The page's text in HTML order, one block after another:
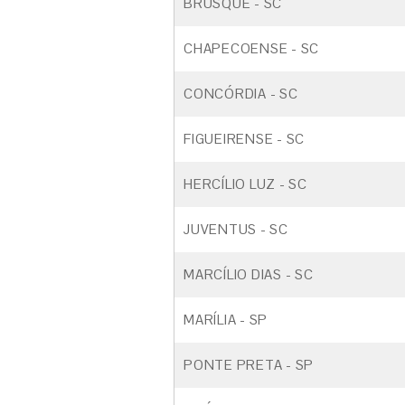
CHAPECOENSE - SC
CONCÓRDIA - SC
FIGUEIRENSE - SC
HERCÍLIO LUZ - SC
JUVENTUS - SC
MARCÍLIO DIAS - SC
MARÍLIA - SP
PONTE PRETA - SP